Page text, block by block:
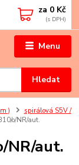
Menu
Hledat
za 0 Kč
)
spirálová S5V /
o/NR/aut.
NR/aut.